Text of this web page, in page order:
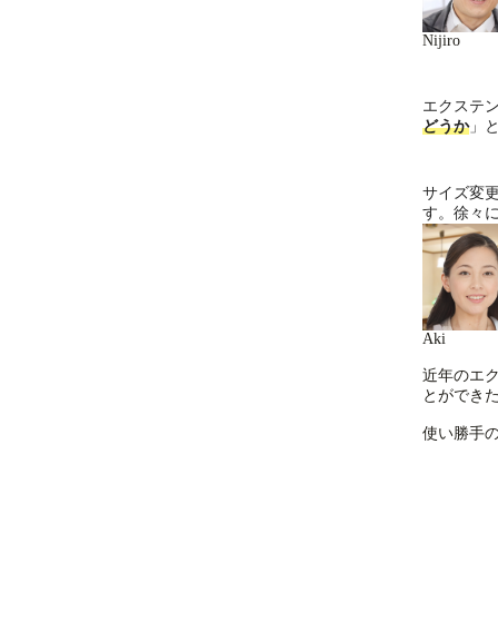
Nijiro
エクステ
どうか」
サイズ変
す。徐々
Aki
近年のエ
とができ
使い勝手